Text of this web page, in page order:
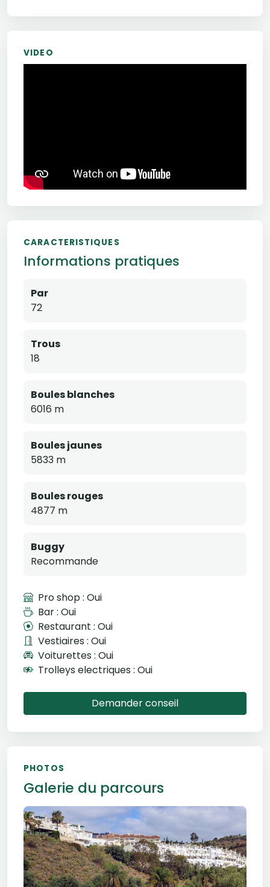
VIDEO
CARACTERISTIQUES
Informations pratiques
Par
72
Trous
18
Boules blanches
6016 m
Boules jaunes
5833 m
Boules rouges
4877 m
Buggy
Recommande
Pro shop : Oui
Bar : Oui
Restaurant : Oui
Vestiaires : Oui
Voiturettes : Oui
Trolleys electriques : Oui
Demander conseil
PHOTOS
Galerie du parcours